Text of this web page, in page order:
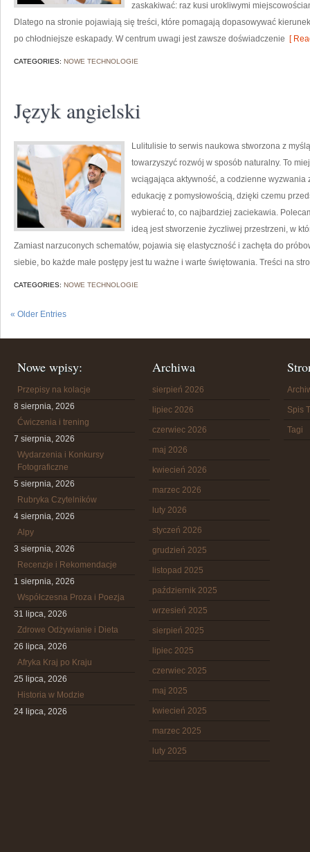
zaskakiwać: raz kusi urokliwymi
Dlatego na stronie pojawiają się treści, które pomagają dopasowywać
po chłodniejsze eskapady. W centrum uwagi jest zawsze doświadczenie [
CATEGORIES: NOWE TECHNOLOGIE
Język angielski
Lulitulisie to serwis naukowa stworzona z
towarzyszyć rozwój w sposób naturalny. To
wciągająca aktywność, a codzienne wyzwania
edukację z pomysłowością, dzięki czemu
wybierać to, co najbardziej zaciekawia.
ideą jest stworzenie życzliwej przestrzeni, w
Zamiast narzuconych schematów, pojawia się elastyczność i zachęta do
siebie, bo każde małe postępy jest tu ważne i warte świętowania. Treści na
CATEGORIES: NOWE TECHNOLOGIE
« Older Entries
Nowe wpisy:
Przepisy na kolacje
8 sierpnia, 2026
Ćwiczenia i trening
7 sierpnia, 2026
Wydarzenia i Konkursy
Fotograficzne
5 sierpnia, 2026
Rubryka Czytelników
4 sierpnia, 2026
Alpy
3 sierpnia, 2026
Recenzje i Rekomendacje
1 sierpnia, 2026
Współczesna Proza i Poezja
31 lipca, 2026
Zdrowe Odżywianie i Dieta
26 lipca, 2026
Afryka Kraj po Kraju
25 lipca, 2026
Historia w Modzie
24 lipca, 2026
Archiwa
sierpień 2026
lipiec 2026
czerwiec 2026
maj 2026
kwiecień 2026
marzec 2026
luty 2026
styczeń 2026
grudzień 2025
listopad 2025
październik 2025
wrzesień 2025
sierpień 2025
lipiec 2025
czerwiec 2025
maj 2025
kwiecień 2025
marzec 2025
luty 2025
Spis
Tagi